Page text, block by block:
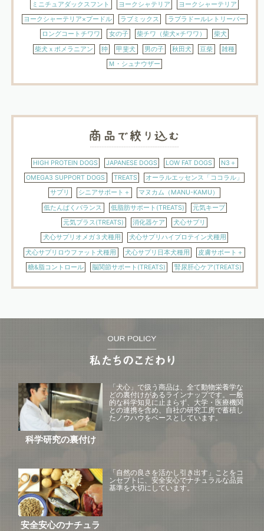
ミニチュアダックスフント ヨークシャテリア
ヨークシャーテリア
ヨークシャーテリア×プードル
ラブミックス
ラブラドールレトリーバー
ロングコートチワワ
女の子 柴チワ（柴犬×チワワ）
柴犬
柴犬ｘポメラニアン
狆 甲斐犬 男の子 秋田犬 豆柴
雑種
Ｍ・シュナウザー
HIGH PROTEIN DOGS JAPANESE DOGS LOW FAT DOGS
N3＋
OMEGA3 SUPPORT DOGS
TREATS
オーラルエッセンス「ココラル」
サプリ
シニアサポート＋
マヌカム（MANU-KAMU）
低たんぱくバランス
低脂肪サポート(TREATS)
元気キープ
元気プラス(TREATS)
消化器ケア
犬心サプリ
犬心サプリオメガ３犬種用
犬心サプリハイプロテイン犬種用
犬心サプリロウファット犬種用
犬心サプリ日本犬種用
皮膚サポート＋
糖&脂コントロール
脳関節サポート(TREATS) 腎尿肝心ケア(TREATS)
科学研究の裏付け
「犬心」で扱う商品は、全て動物栄養学な
どの裏付けがあるラインナップです。一般
的な科学知見に止まらず、大学・医療機関
との連携を含め、自社の研究工房で蓄積し
たノウハウをベースとしています。
安全安心のナチュラ
「自然の良さを活かし引き出す」ことをコ
ンセプトに、安全安心でナチュラルな品質
基準を大切にしています。